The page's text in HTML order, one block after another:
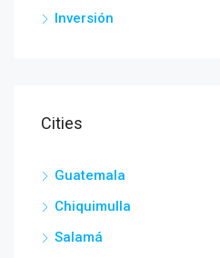
Inversión
Cities
Guatemala
Chiquimulla
Salamá